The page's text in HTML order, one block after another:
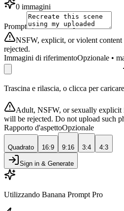
0 immagini
Prompt
NSFW, explicit, or violent
rejected.
Immagini di riferimentoOpzionale •
Trascina e rilascia, o clicca per
Adult, NSFW, or sexually explicit
will be rejected. Do not upload such
Rapporto d'aspettoOpzionale
Quadrato 16:9 9:16 3:4 4:3
Sign in & Generate
Utilizzando Banana Prompt Pro